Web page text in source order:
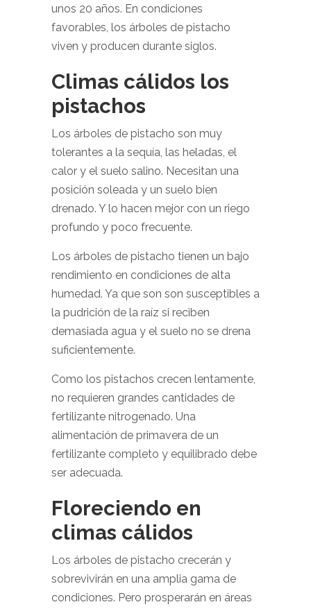
unos 20 años. En condiciones
favorables, los árboles de pistacho
viven y producen durante siglos.
Climas cálidos los
pistachos
Los árboles de pistacho son muy
tolerantes a la sequía, las heladas, el
calor y el suelo salino. Necesitan una
posición soleada y un suelo bien
drenado. Y lo hacen mejor con un riego
profundo y poco frecuente.
Los árboles de pistacho tienen un bajo
rendimiento en condiciones de alta
humedad. Ya que son son susceptibles a
la pudrición de la raíz si reciben
demasiada agua y el suelo no se drena
suficientemente.
Como los pistachos crecen lentamente,
no requieren grandes cantidades de
fertilizante nitrogenado. Una
alimentación de primavera de un
fertilizante completo y equilibrado debe
ser adecuada.
Floreciendo en
climas cálidos
Los árboles de pistacho crecerán y
sobrevivirán en una amplia gama de
condiciones. Pero prosperarán en áreas